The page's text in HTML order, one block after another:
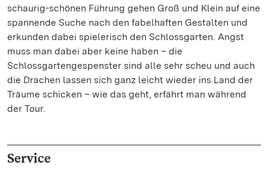
schaurig-schönen Führung gehen Groß und Klein auf eine
spannende Suche nach den fabelhaften Gestalten und
erkunden dabei spielerisch den Schlossgarten. Angst
muss man dabei aber keine haben – die
Schlossgartengespenster sind alle sehr scheu und auch
die Drachen lassen sich ganz leicht wieder ins Land der
Träume schicken – wie das geht, erfährt man während
der Tour.
Service